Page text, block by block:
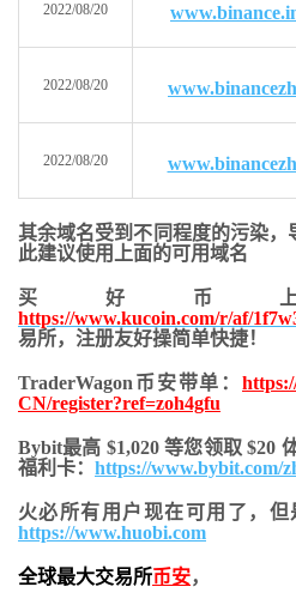
2022/08/20
2022/08/20
2022/08/20
其余域名受到不同程度的污染，
此建议使用上面的可用域名
买好币
https://www.kucoin.com/r/af/
易所，注册友好操简单快捷！
TraderWagon币安带单：
CN/register?ref=zoh4gfu
Bybit最高 $1,020 等您领取 $20
福利卡： https://www.bybit.com/
火必所有用户现在可用了，
https://www.huobi.com
全球最大交易所币安，